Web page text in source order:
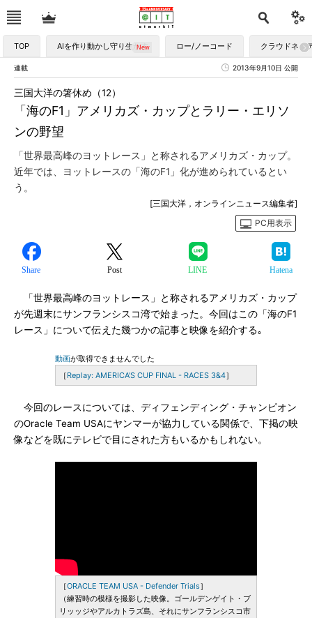
TOP AIを作り動かし守り生かす ロー/ノーコード クラウドネイ
連載 2013年9月10日 公開
「海のF1」アメリカズ・カップとラリー・エリソ
ンの野望
三国大洋の箸休め（12）
「世界最高峰のヨットレース」と称されるアメリカズ・カップ。
近年では、ヨットレースの「海のF1」化が進められているとい
う。
[三国大洋，オンラインニュース編集者]
PC用表示
Share Post LINE Hatena
「世界最高峰のヨットレース」と称されるアメリカズ・カップ
が先週末にサンフランシスコ湾で始まった。今回はこの「海のF1
レース」について伝えた幾つかの記事と映像を紹介する｡
動画が取得できませんでした
［Replay: AMERICA'S CUP FINAL - RACES 3&4］
今回のレースについては、ディフェンディング・チャンピオン
のOracle Team USAにヤンマーが協力している関係で、下掲の映
像などを既にテレビで目にされた方もいるかもしれない。
［ORACLE TEAM USA - Defender Trials］
（練習時の模様を撮影した映像。ゴールデンゲイト・ブ
リッッジやアルカトラズ島、それにサンフランシスコ市